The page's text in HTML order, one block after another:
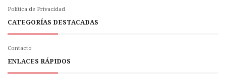
Politica de Privacidad
CATEGORÍAS DESTACADAS
Contacto
ENLACES RÁPIDOS